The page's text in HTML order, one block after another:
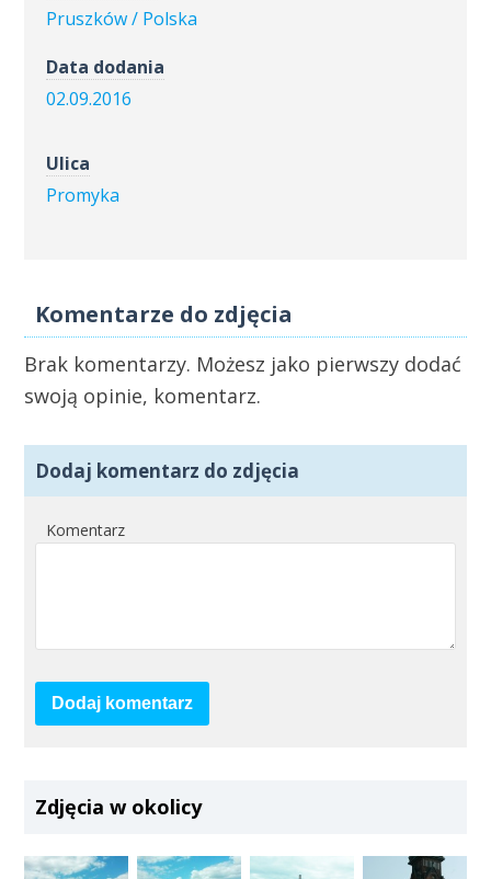
Pruszków / Polska
Data dodania
02.09.2016
Ulica
Promyka
Komentarze do zdjęcia
Brak komentarzy. Możesz jako pierwszy dodać
swoją opinie, komentarz.
Dodaj komentarz do zdjęcia
Komentarz
Dodaj komentarz
Zdjęcia w okolicy